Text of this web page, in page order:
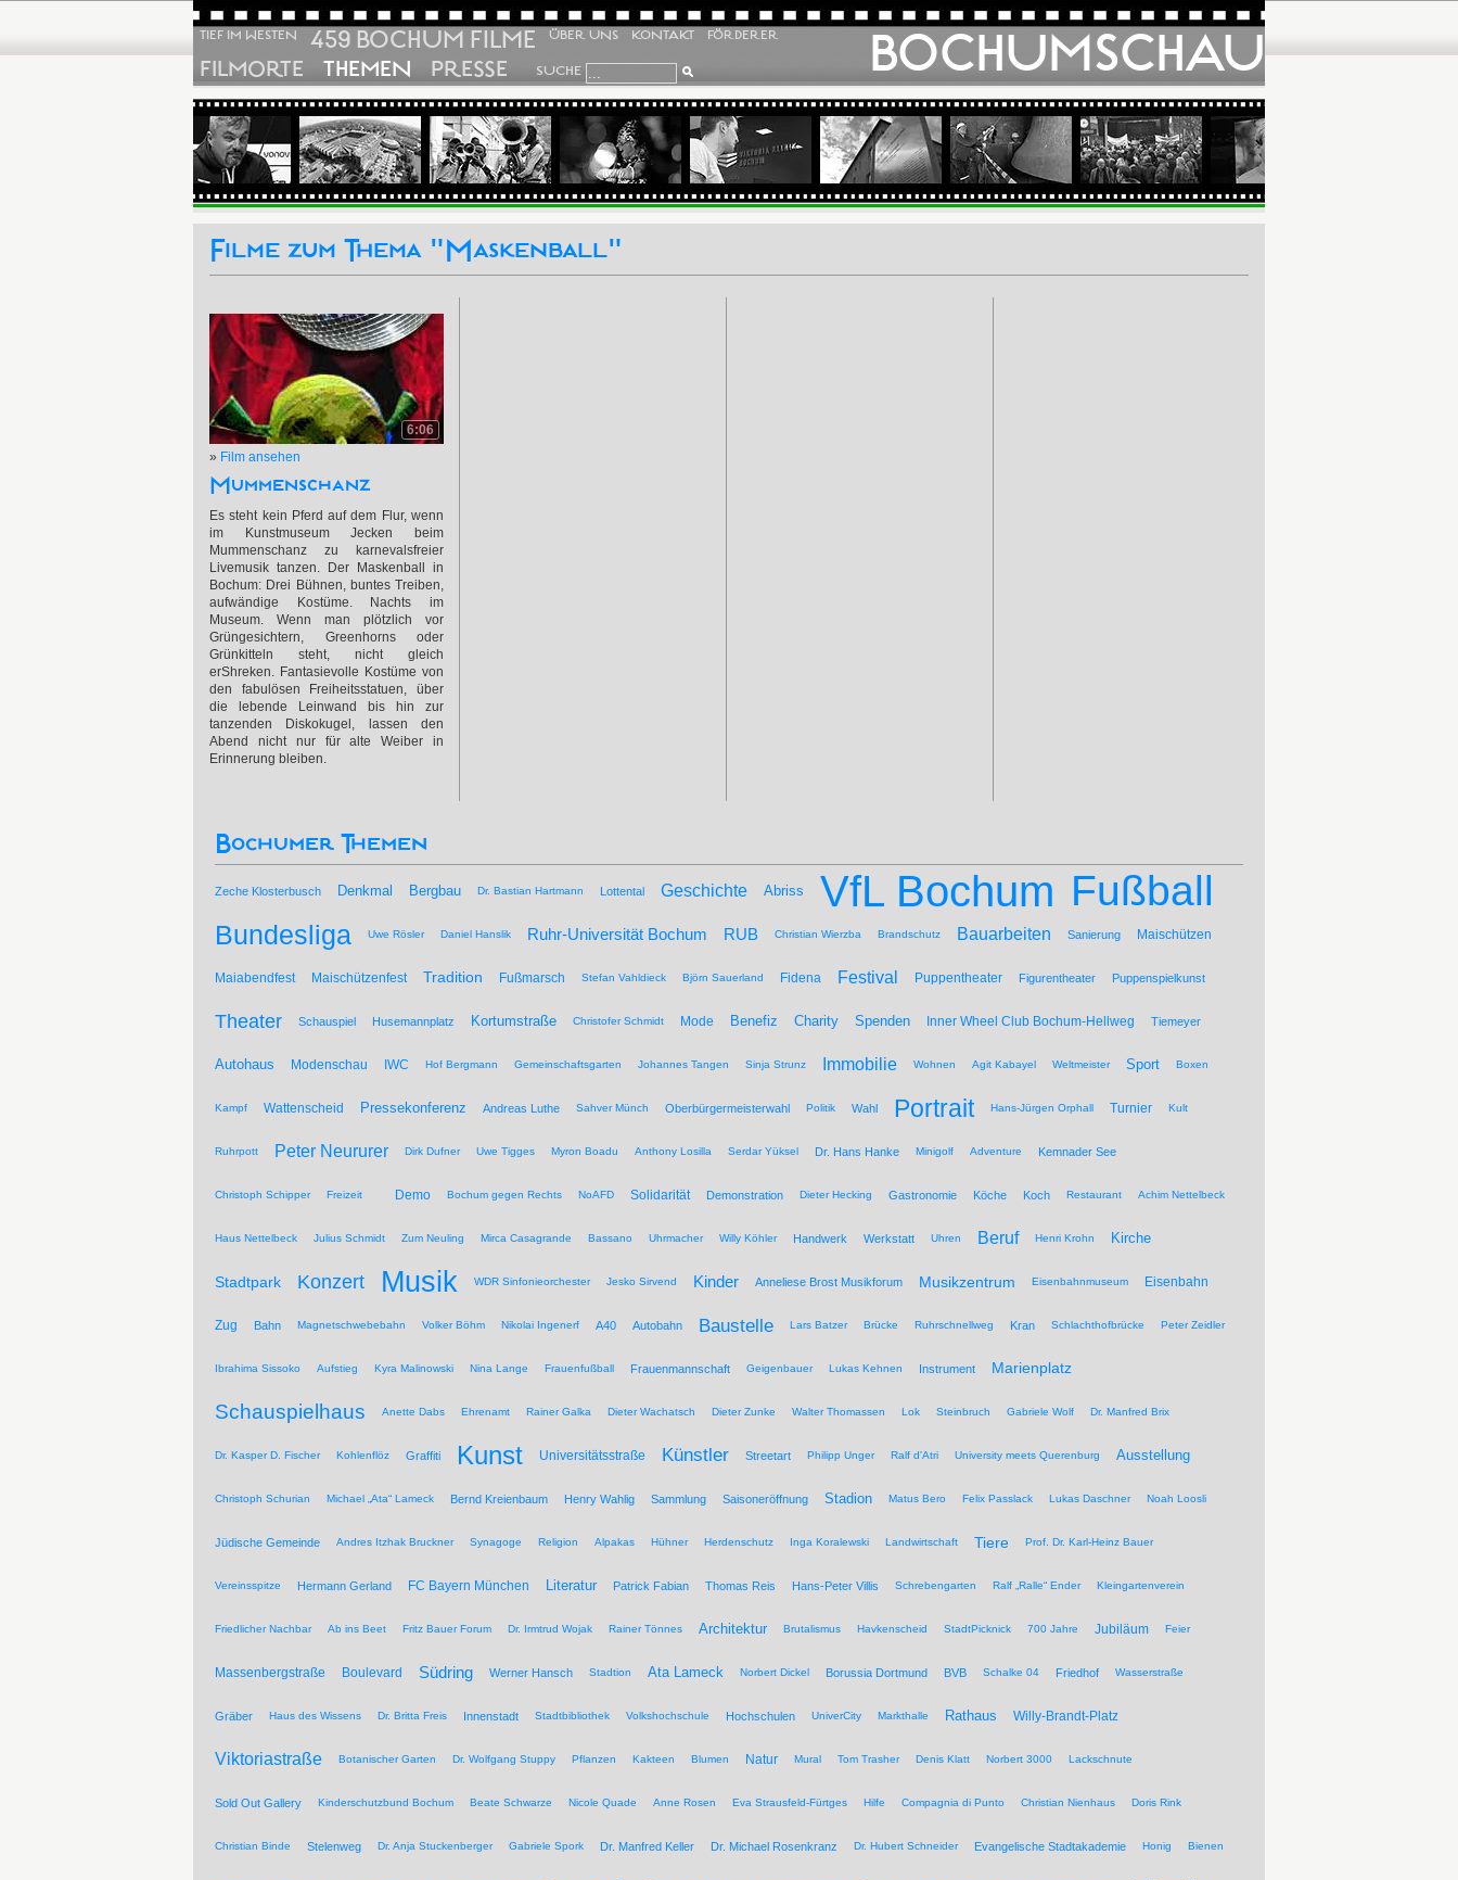
BOCHUMSCHAU
TIEF IM WESTEN 459 BOCHUM FILME ÜBER UNS KONTAKT FÖRDERER
FILMORTE THEMEN PRESSE SUCHE
Filme zum Thema "Maskenball"
6:06
» Film ansehen
Mummenschanz
Es steht kein Pferd auf dem Flur, wenn
im Kunstmuseum Jecken beim
Mummenschanz zu karnevalsfreier
Livemusik tanzen. Der Maskenball in
Bochum: Drei Bühnen, buntes Treiben,
aufwändige Kostüme. Nachts im
Museum. Wenn man plötzlich vor
Grüngesichtern, Greenhorns oder
Grünkitteln steht, nicht gleich
erShreken. Fantasievolle Kostüme von
den fabulösen Freiheitsstatuen, über
die lebende Leinwand bis hin zur
tanzenden Diskokugel, lassen den
Abend nicht nur für alte Weiber in
Erinnerung bleiben.
Bochumer Themen
Zeche Klosterbusch Denkmal Bergbau Dr. Bastian Hartmann Lottental Geschichte Abriss VfL Bochum Fußball
Bundesliga Uwe Rösler Daniel Hanslik Ruhr-Universität Bochum RUB Christian Wierzba Brandschutz Bauarbeiten Sanierung Maischützen
Maiabendfest Maischützenfest Tradition Fußmarsch Stefan Vahldieck Björn Sauerland Fidena Festival Puppentheater Figurentheater Puppenspielkunst
Theater Schauspiel Husemannplatz Kortumstraße Christofer Schmidt Mode Benefiz Charity Spenden Inner Wheel Club Bochum-Hellweg Tiemeyer
Autohaus Modenschau IWC Hof Bergmann Gemeinschaftsgarten Johannes Tangen Sinja Strunz Immobilie Wohnen Agit Kabayel Weltmeister Sport Boxen
Kampf Wattenscheid Pressekonferenz Andreas Luthe Sahver Münch Oberbürgermeisterwahl Politik Wahl Portrait Hans-Jürgen Orphall Turnier Kult
Ruhrpott Peter Neururer Dirk Dufner Uwe Tigges Myron Boadu Anthony Losilla Serdar Yüksel Dr. Hans Hanke Minigolf Adventure Kemnader See
Christoph Schipper Freizeit Demo Bochum gegen Rechts NoAFD Solidarität Demonstration Dieter Hecking Gastronomie Köche Koch Restaurant Achim Nettelbeck
Haus Nettelbeck Julius Schmidt Zum Neuling Mirca Casagrande Bassano Uhrmacher Willy Köhler Handwerk Werkstatt Uhren Beruf Henri Krohn Kirche
Stadtpark Konzert Musik WDR Sinfonieorchester Jesko Sirvend Kinder Anneliese Brost Musikforum Musikzentrum Eisenbahnmuseum Eisenbahn
Zug Bahn Magnetschwebebahn Volker Böhm Nikolai Ingenerf A40 Autobahn Baustelle Lars Batzer Brücke Ruhrschnellweg Kran Schlachthofbrücke Peter Zeidler
Ibrahima Sissoko Aufstieg Kyra Malinowski Nina Lange Frauenfußball Frauenmannschaft Geigenbauer Lukas Kehnen Instrument Marienplatz
Schauspielhaus Anette Dabs Ehrenamt Rainer Galka Dieter Wachatsch Dieter Zunke Walter Thomassen Lok Steinbruch Gabriele Wolf Dr. Manfred Brix
Dr. Kasper D. Fischer Kohlenflöz Graffiti Kunst Universitätsstraße Künstler Streetart Philipp Unger Ralf d'Atri University meets Querenburg Ausstellung
Christoph Schurian Michael „Ata“ Lameck Bernd Kreienbaum Henry Wahlig Sammlung Saisoneröffnung Stadion Matus Bero Felix Passlack Lukas Daschner Noah Loosli
Jüdische Gemeinde Andres Itzhak Bruckner Synagoge Religion Alpakas Hühner Herdenschutz Inga Koralewski Landwirtschaft Tiere Prof. Dr. Karl-Heinz Bauer
Vereinsspitze Hermann Gerland FC Bayern München Literatur Patrick Fabian Thomas Reis Hans-Peter Villis Schrebengarten Ralf „Ralle“ Ender Kleingartenverein
Friedlicher Nachbar Ab ins Beet Fritz Bauer Forum Dr. Irmtrud Wojak Rainer Tönnes Architektur Brutalismus Havkenscheid StadtPicknick 700 Jahre Jubiläum Feier
Massenbergstraße Boulevard Südring Werner Hansch Stadtion Ata Lameck Norbert Dickel Borussia Dortmund BVB Schalke 04 Friedhof Wasserstraße
Gräber Haus des Wissens Dr. Britta Freis Innenstadt Stadtbibliothek Volkshochschule Hochschulen UniverCity Markthalle Rathaus Willy-Brandt-Platz
Viktoriastraße Botanischer Garten Dr. Wolfgang Stuppy Pflanzen Kakteen Blumen Natur Mural Tom Trasher Denis Klatt Norbert 3000 Lackschnute
Sold Out Gallery Kinderschutzbund Bochum Beate Schwarze Nicole Quade Anne Rosen Eva Strausfeld-Fürtges Hilfe Compagnia di Punto Christian Nienhaus Doris Rink
Christian Binde Stelenweg Dr. Anja Stuckenberger Gabriele Spork Dr. Manfred Keller Dr. Michael Rosenkranz Dr. Hubert Schneider Evangelische Stadtakademie Honig Bienen